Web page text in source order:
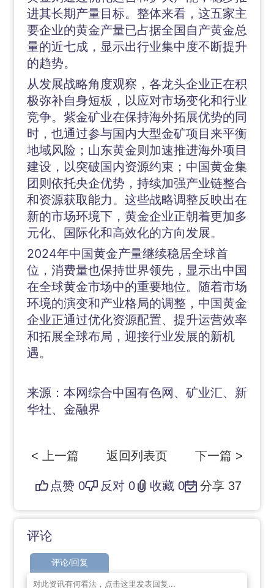
进其长期产量目标。整体来看，这五家主
要企业的黄金产量已占据全国自产黄金总
量的近七成，显示出行业集中度不断提升
的趋势。
从发展战略角度观察，各龙头企业正在积
极弥补自身短板，以应对市场变化和行业
竞争。紫金矿业在保持海外拓展优势的同
时，也通过参与国内大型金矿项目来平衡
地域风险；山东黄金则加速推进海外项目
建设，以突破国内资源约束；中国黄金集
团则依托央企优势，持续加强产业链整合
和资源获取能力。这些战略调整反映出在
新的市场环境下，黄金企业正朝着更加多
元化、国际化和高效化的方向发展。
2024年中国黄金产量继续稳居全球首
位，消费量也保持世界领先，显示出中国
在全球黄金市场中的重要地位。随着市场
环境的演变和产业格局的调整，中国黄金
企业正通过优化资源配置、提升运营效率
和拓展全球布局，迎接行业发展的新机
遇。
来源：本网综合中国有色网、矿业汇、新
华社、金融界
< 上一篇 返回列表页 下一篇 >
点赞0 反对 0 收藏0 分享 37
评论
评论/回复